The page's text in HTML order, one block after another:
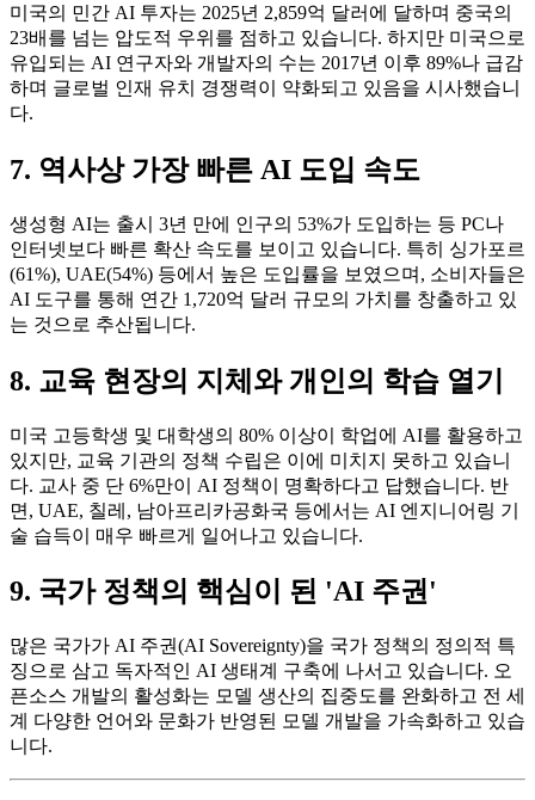
미국의 민간 AI 투자는 2025년 2,859억 달러에 달하며 중국의
23배를 넘는 압도적 우위를 점하고 있습니다. 하지만 미국으로
유입되는 AI 연구자와 개발자의 수는 2017년 이후 89%나 급감
하며 글로벌 인재 유치 경쟁력이 약화되고 있음을 시사했습니
다.
7. 역사상 가장 빠른 AI 도입 속도
생성형 AI는 출시 3년 만에 인구의 53%가 도입하는 등 PC나
인터넷보다 빠른 확산 속도를 보이고 있습니다. 특히 싱가포르
(61%), UAE(54%) 등에서 높은 도입률을 보였으며, 소비자들은
AI 도구를 통해 연간 1,720억 달러 규모의 가치를 창출하고 있
는 것으로 추산됩니다.
8. 교육 현장의 지체와 개인의 학습 열기
미국 고등학생 및 대학생의 80% 이상이 학업에 AI를 활용하고
있지만, 교육 기관의 정책 수립은 이에 미치지 못하고 있습니
다. 교사 중 단 6%만이 AI 정책이 명확하다고 답했습니다. 반
면, UAE, 칠레, 남아프리카공화국 등에서는 AI 엔지니어링 기
술 습득이 매우 빠르게 일어나고 있습니다.
9. 국가 정책의 핵심이 된 'AI 주권'
많은 국가가 AI 주권(AI Sovereignty)을 국가 정책의 정의적 특
징으로 삼고 독자적인 AI 생태계 구축에 나서고 있습니다. 오
픈소스 개발의 활성화는 모델 생산의 집중도를 완화하고 전 세
계 다양한 언어와 문화가 반영된 모델 개발을 가속화하고 있습
니다.